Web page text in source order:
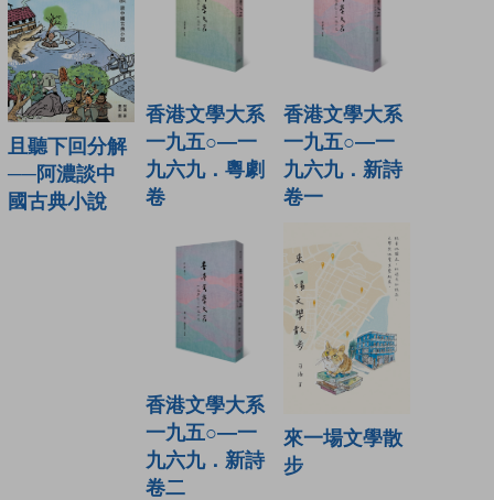
且聽下回分解
──阿濃談中
國古典小說
香港文學大系
一九五○—一
九六九．粵劇
卷
香港文學大系
一九五○—一
九六九．新詩
卷一
香港文學大系
一九五○—一
九六九．新詩
卷二
來一場文學散
步